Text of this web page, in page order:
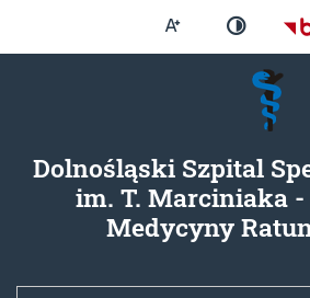
Większa czcionka
Zmień
Dolnośląski Szpital
im. T. Marciniaka
Medycyny